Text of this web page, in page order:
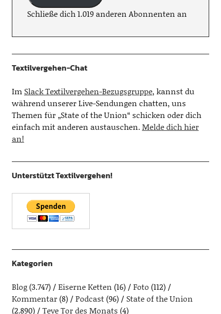
Schließe dich 1.019 anderen Abonnenten an
Textilvergehen-Chat
Im Slack Textilvergehen-Bezugsgruppe, kannst du
während unserer Live-Sendungen chatten, uns
Themen für „State of the Union“ schicken oder dich
einfach mit anderen austauschen.Melde dich hier
an!
Unterstützt Textilvergehen!
Kategorien
Blog(3.747) Eiserne Ketten (16) Foto (112)
Kommentar(8) Podcast(96)
State of the Union
(2.890)
Teve Tor des Monats (4)